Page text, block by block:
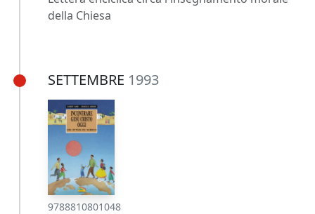
della Chiesa
SETTEMBRE 1993
9788810801048